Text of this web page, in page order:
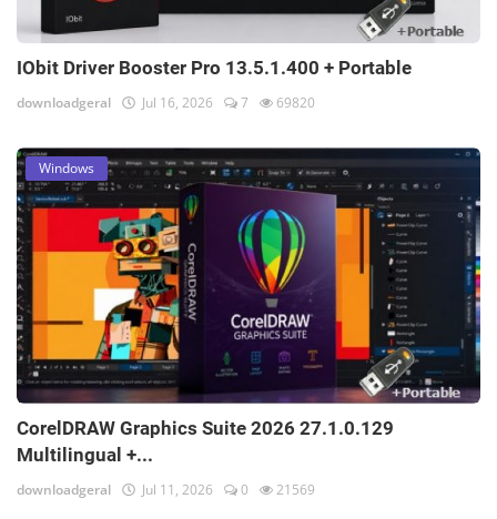
IObit Driver Booster Pro 13.5.1.400 + Portable
downloadgeral Jul 16, 2026 7 69820
Windows
CorelDRAW Graphics Suite 2026 27.1.0.129
Multilingual +...
downloadgeral Jul 11, 2026 0 21569